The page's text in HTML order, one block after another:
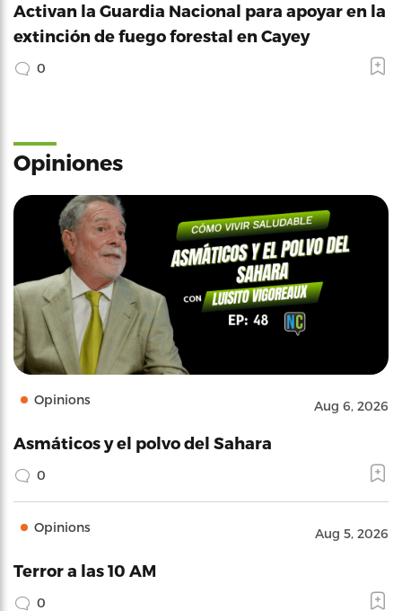
Activan la Guardia Nacional para apoyar en la
extinción de fuego forestal en Cayey
0
Opiniones
Opinions Aug 6, 2026
Asmáticos y el polvo del Sahara
0
Opinions Aug 5, 2026
Terror a las 10 AM
0